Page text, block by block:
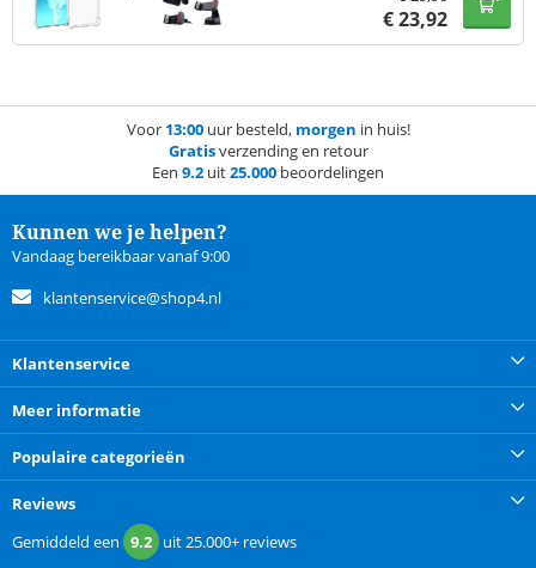
€23,92
Voor 13:00uur besteld, morgen in huis!
Gratisverzending en retour
Een 9.2 uit25.000 beoordelingen
Kunnen we je helpen?
Vandaag bereikbaar vanaf 9:00
klantenservice@shop4.nl
Klantenservice
Meer informatie
Populaire categorieën
Reviews
Gemiddeld een 9.2 uit25.000+ reviews